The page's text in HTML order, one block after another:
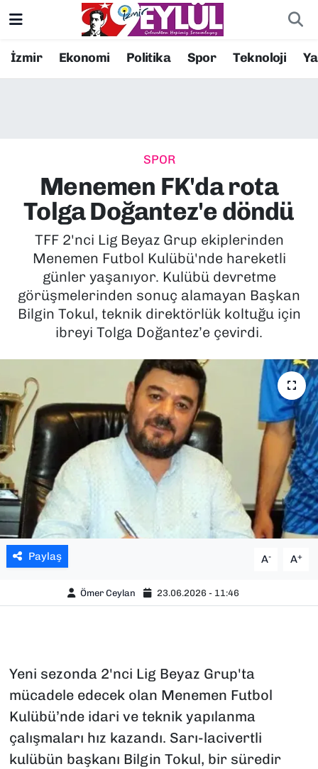
İzmir Ekonomi Politika Spor Teknoloji
SPOR
Menemen FK'da rota
Tolga Doğantez'e döndü
TFF 2'nci Lig Beyaz Grup ekiplerinden
Menemen Futbol Kulübü'nde hareketli
günler yaşanıyor. Kulübü devretme
görüşmelerinden sonuç alamayan Başkan
Bilgin Tokul, teknik direktörlük koltuğu için
ibreyi Tolga Doğantez’e çevirdi.
Paylaş A- A+
Ömer Ceylan 23.06.2026 - 11:46
Yeni sezonda 2'nci Lig Beyaz Grup'ta
mücadele edecek olan Menemen Futbol
Kulübü’nde idari ve teknik yapılanma
çalışmaları hız kazandı. Sarı-lacivertli
kulübün başkanı Bilgin Tokul, bir süredir
Resmi İlanlar
EKONOMİ
KÜLTÜR SANAT
MAGAZİN
POLİTİKA
SAĞLIK
SPOR
TEKNOLOJİ
YAŞAM
YEREL YÖNETİMLER
Konak Nöbetçi Eczaneler
Süper Lig Puan Durumu ve Fikstür
Tüm Manşetler
Son Dakika Haberleri
Haber Arşivi